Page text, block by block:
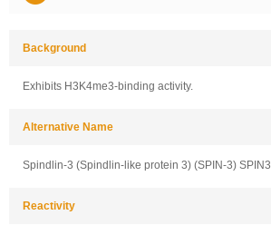
Background
Exhibits H3K4me3-binding activity.
Alternative Name
Spindlin-3 (Spindlin-like protein 3) (SPIN-3) SPIN3
Reactivity